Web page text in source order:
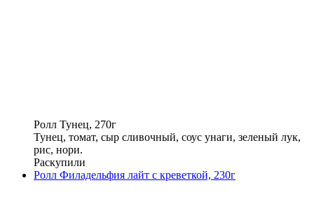
Ролл Тунец, 270г
Тунец, томат, сыр сливочный, соус унаги, зеленый лук,
рис, нори.
Раскупили
Ролл Филадельфия лайт с креветкой, 230г